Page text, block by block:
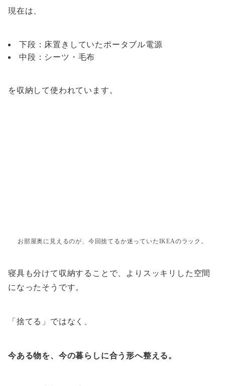
現在は、
下段：床置きしていたポータブル電源
中段：シーツ・毛布
を収納して使われています。
お部屋奥に見えるのが、今回捨てるか迷っていたIKEAのラック。
寝具も分けて収納することで、よりスッキリした空間
になったそうです。
「捨てる」ではなく、
今ある物を、今の暮らしに合う形へ整える。